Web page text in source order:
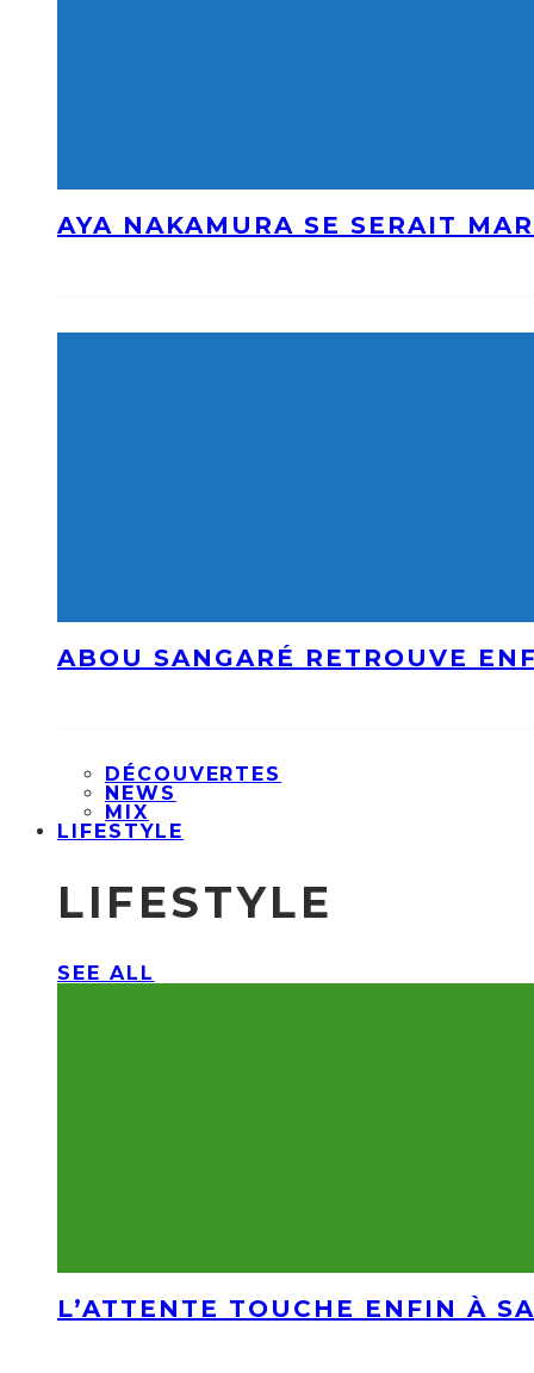
AYA NAKAMURA SE SERAIT
ABOU SANGARÉ RETROUVE
DÉCOUVERTES
NEWS
MIX
LIFESTYLE
LIFESTYLE
SEE ALL
L’ATTENTE TOUCHE ENFIN À